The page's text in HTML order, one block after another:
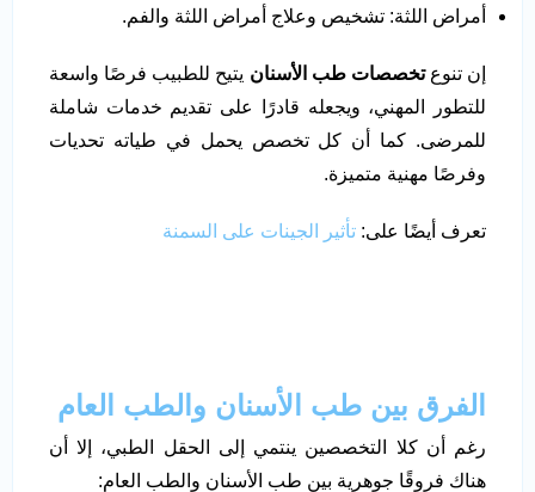
أمراض اللثة: تشخيص وعلاج أمراض اللثة والفم.
إن تنوعتخصصات طب الأسنان يتيح للطبيب فرصًا واسعة
للتطور المهني، ويجعله قادرًا على تقديم خدمات شاملة
للمرضى. كما أن كل تخصص يحمل في طياته تحديات
وفرصًا مهنية متميزة.
تعرف أيضًا على: تأثير الجينات على السمنة
الفرق بين طب الأسنان والطب العام
رغم أن كلا التخصصين ينتمي إلى الحقل الطبي، إلا أن
هناك فروقًا جوهرية بين طب الأسنان والطب العام: